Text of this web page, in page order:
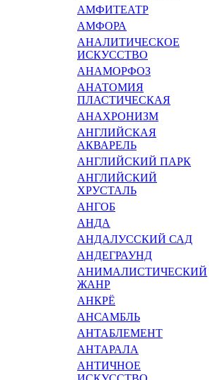
АМФИТЕАТР
АМФОРА
АНАЛИТИЧЕСКОЕ
ИСКУССТ­ВО
АНАМОРФОЗ
АНАТОМИЯ
ПЛАСТИЧЕСКАЯ
АНАХРОНИЗМ
АНГЛИЙСКАЯ
АКВАРЕЛЬ
АНГЛИЙСКИЙ ПАРК
АНГЛИЙСКИЙ
ХРУСТАЛЬ
АНГОБ
АНДА
АНДАЛУССКИЙ САД
АНДЕГРАУНД
АНИМАЛИСТИЧЕСКИЙ
ЖАНР
АНКРЁ
АНСАМБЛЬ
АНТАБЛЕМЕНТ
АНТАРАЛА
АНТИЧНОЕ